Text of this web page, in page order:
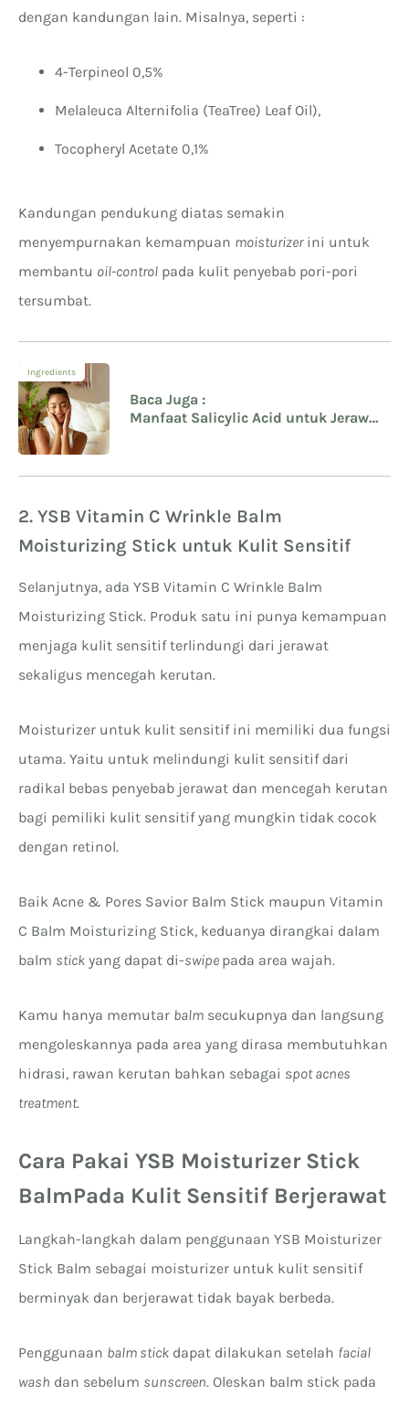
dengan kandungan lain. Misalnya, seperti :
4-Terpineol 0,5%
Melaleuca Alternifolia (TeaTree) Leaf Oil),
Tocopheryl Acetate 0,1%
Kandungan pendukung diatas semakin
menyempurnakan kemampuan moisturizerini untuk
membantu oil-control pada kulit penyebab pori-pori
tersumbat.
Ingredients
Baca Juga :
Manfaat Salicylic Acid untuk Jerawat
2. YSB Vitamin C Wrinkle Balm
Moisturizing Stick untuk Kulit Sensitif
Selanjutnya, ada YSB Vitamin C Wrinkle Balm
Moisturizing Stick. Produk satu ini punya kemampuan
menjaga kulit sensitif terlindungi dari jerawat
sekaligus mencegah kerutan.
Moisturizer untuk kulit sensitif ini memiliki dua fungsi
utama. Yaitu untuk melindungi kulit sensitif dari
radikal bebas penyebab jerawat dan mencegah kerutan
bagi pemiliki kulit sensitif yang mungkin tidak cocok
dengan retinol.
Baik Acne & Pores Savior Balm Stick maupun Vitamin
C Balm Moisturizing Stick, keduanya dirangkai dalam
balm stick yang dapat di-swipe pada area wajah.
Kamu hanya memutar balm secukupnya dan langsung
mengoleskannya pada area yang dirasa membutuhkan
hidrasi, rawan kerutan bahkan sebagai spot acnes
treatment.
Cara Pakai YSB Moisturizer Stick
BalmPada Kulit Sensitif Berjerawat
Langkah-langkah dalam penggunaan YSB Moisturizer
Stick Balm sebagai moisturizer untuk kulit sensitif
berminyak dan berjerawat tidak bayak berbeda.
Penggunaan balm stick dapat dilakukan setelah facial
wash dan sebelum sunscreen. Oleskan balm stick pada